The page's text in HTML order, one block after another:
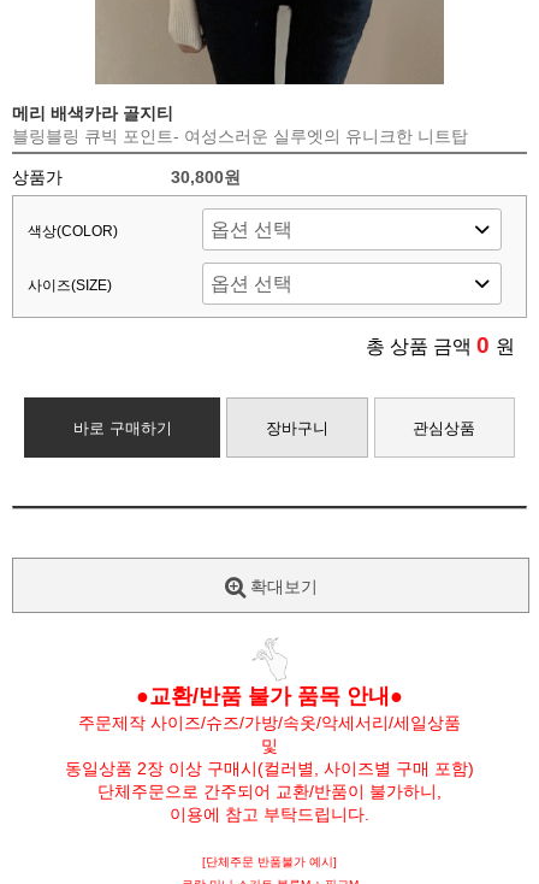
메리 배색카라 골지티
블링블링 큐빅 포인트- 여성스러운 실루엣의 유니크한 니트탑
상품가 30,800원
색상(COLOR)
사이즈(SIZE)
총 상품 금액 0 원
바로 구매하기 장바구니 관심상품
확대보기
●교환/반품 불가 품목 안내●
주문제작 사이즈/슈즈/가방/속옷/악세서리/세일상품
및
동일상품 2장 이상 구매시(컬러별, 사이즈별 구매 포함)
단체주문으로 간주되어 교환/반품이 불가하니,
이용에 참고 부탁드립니다.
[단체주문 반품불가 예시]